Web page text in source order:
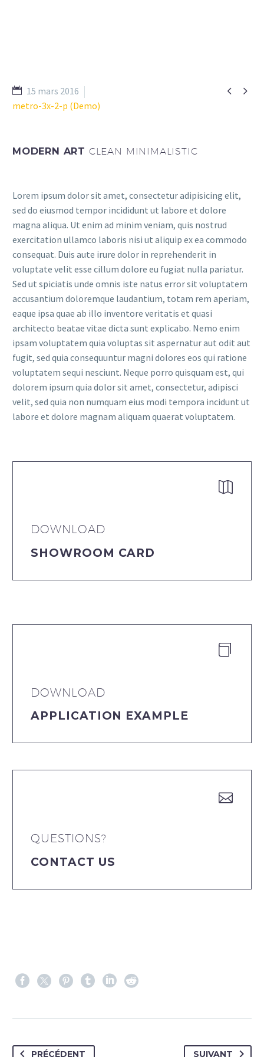
 
15 mars 2016
metro-3x-2-p (Demo)
MODERN ART CLEAN MINIMALISTIC
Lorem ipsum dolor sit amet, consectetur adipisicing elit,
sed do eiusmod tempor incididunt ut labore et dolore
magna aliqua. Ut enim ad minim veniam, quis nostrud
exercitation ullamco laboris nisi ut aliquip ex ea commodo
consequat. Duis aute irure dolor in reprehenderit in
voluptate velit esse cillum dolore eu fugiat nulla pariatur.
Sed ut spiciatis unde omnis iste natus error sit voluptatem
accusantium doloremque laudantium, totam rem aperiam,
eaque ipsa quae ab illo inventore veritatis et quasi
architecto beatae vitae dicta sunt explicabo. Nemo enim
ipsam voluptatem quia voluptas sit aspernatur aut odit aut
fugit, sed quia consequuntur magni dolores eos qui ratione
voluptatem sequi nesciunt. Neque porro quisquam est, qui
dolorem ipsum quia dolor sit amet, consectetur, adipisci
velit, sed quia non numquam eius modi tempora incidunt ut
labore et dolore magnam aliquam quaerat voluptatem.


DOWNLOAD
SHOWROOM CARD


DOWNLOAD
APPLICATION EXAMPLE


QUESTIONS?
CONTACT US
PRÉCÉDENT SUIVANT